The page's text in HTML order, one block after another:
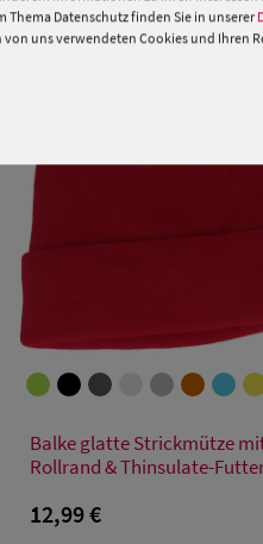
Einheitsgröße
Balke glatte Strickmütze
Rollrand & Thinsulate-
12,99 €
Datenschutz finden Sie in unserer
uns verwendeten Cookies und Ihren